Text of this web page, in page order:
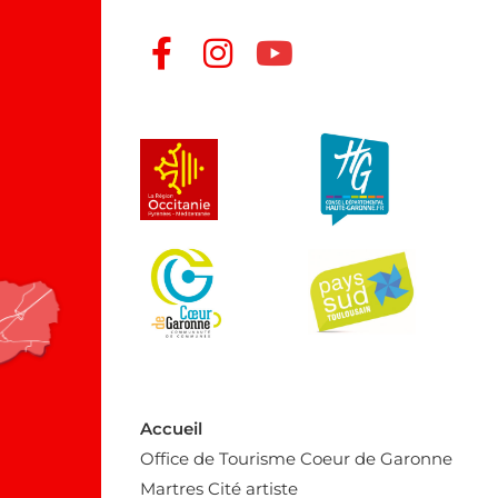
Accueil
Office de Tourisme Coeur de Garonne
Martres Cité artiste